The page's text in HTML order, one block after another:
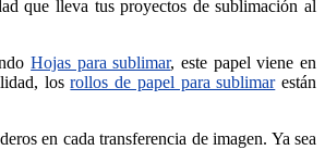
que lleva tus proyectos de sublimación al
Hojas para sublimar, este papel viene en
losrollos de papel para sublimarestán
en cada transferencia de imagen. Ya sea